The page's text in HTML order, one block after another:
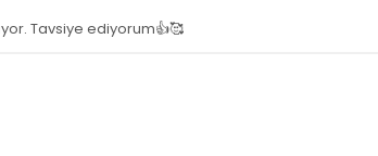
Tavsiye ediyorum👍🥰